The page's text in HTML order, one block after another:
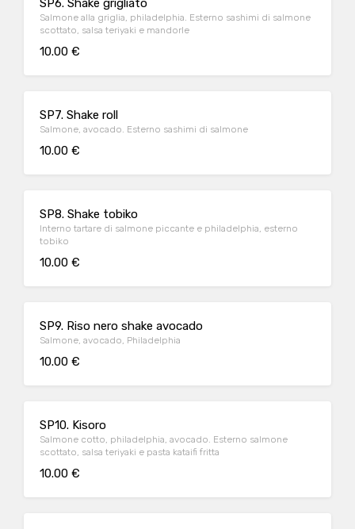
SP6. Shake grigliato
Salmone alla griglia, philadelphia. Esterno sashimi di salmone
scottato, salsa teriyaki e mandorle
10.00 €
SP7. Shake roll
Salmone, avocado. Esterno sashimi di salmone
10.00 €
SP8. Shake tobiko
Interno tartare di salmone piccante e philadelphia, esterno
tobiko
10.00 €
SP9. Riso nero shake avocado
Salmone, avocado, Philadelphia
10.00 €
SP10. Kisoro
Salmone cotto, philadelphia, avocado. Esterno salmone
scottato, salsa teriyaki e pasta kataifi fritta
10.00 €